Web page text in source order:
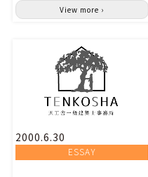
View more ›
2000.6.30
ESSAY